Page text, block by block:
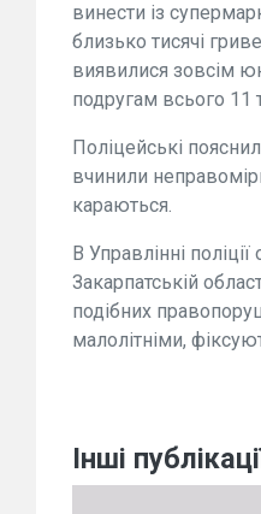
винести із
близько тисячі
виявилися зовсім
подругам всього 11
Поліцейські
вчинили
караються.
В Управлінні
Закарпатській
подібних
малолітніми,
Інші